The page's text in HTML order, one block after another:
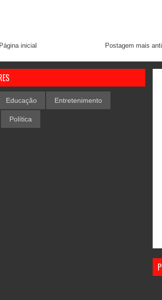
Postagem mais
Página inicial
Educação Entretenimento
Política